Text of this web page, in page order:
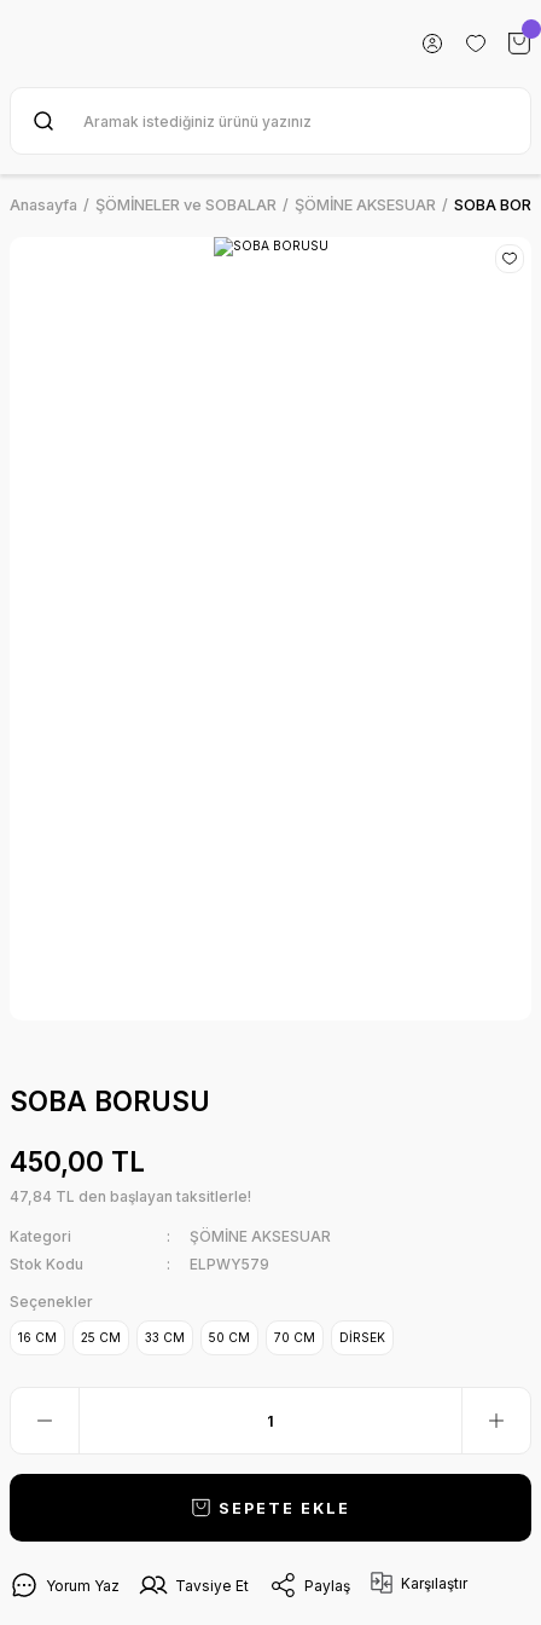
Anasayfa ŞÖMİNELER ve SOBALAR ŞÖMİNE AKSESUAR SOBA
SOBA BORUSU
450,00 TL
47,84 TL den başlayan taksitlerle!
Kategori
ŞÖMİNE AKSESUAR
Stok Kodu
ELPWY579
Seçenekler
16 CM 25 CM 33 CM 50 CM 70 CM DİRSEK
SEPETE EKLE
Yorum Yaz Tavsiye Et Paylaş Karşılaştır